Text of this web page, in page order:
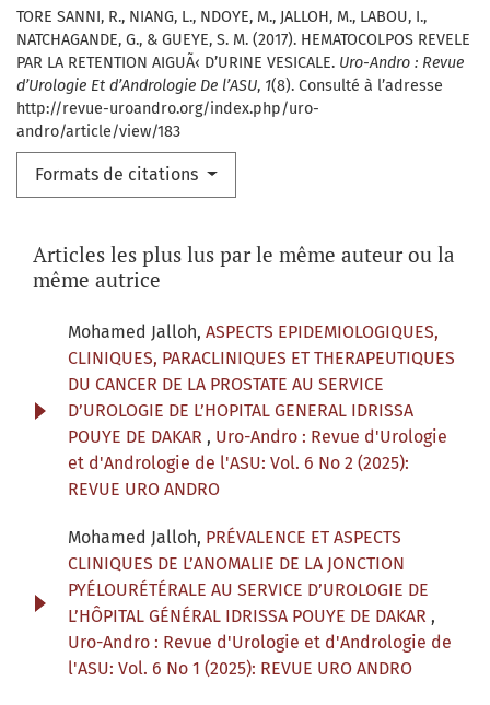
TORE SANNI, R., NIANG, L., NDOYE, M., JALLOH, M., LABOU, I.,
NATCHAGANDE, G., & GUEYE, S. M. (2017). HEMATOCOLPOS REVELE
PAR LA RETENTION AIGUÃ‹ D’URINE VESICALE. Uro-Andro : Revue
d’Urologie Et d’Andrologie De l’ASU, 1(8). Consulté à l’adresse
http://revue-uroandro.org/index.php/uro-
andro/article/view/183
Formats de citations
Articles les plus lus par le même auteur ou la
même autrice
Mohamed Jalloh, ASPECTS EPIDEMIOLOGIQUES,
CLINIQUES, PARACLINIQUES ET THERAPEUTIQUES
DU CANCER DE LA PROSTATE AU SERVICE
D’UROLOGIE DE L’HOPITAL GENERAL IDRISSA
POUYE DE DAKAR , Uro-Andro : Revue d'Urologie
et d'Andrologie de l'ASU: Vol. 6 No 2 (2025):
REVUE URO ANDRO
Mohamed Jalloh, PRÉVALENCE ET ASPECTS
CLINIQUES DE L’ANOMALIE DE LA JONCTION
PYÉLOURÉTÉRALE AU SERVICE D’UROLOGIE DE
L’HÔPITAL GÉNÉRAL IDRISSA POUYE DE DAKAR ,
Uro-Andro : Revue d'Urologie et d'Andrologie de
l'ASU: Vol. 6 No 1 (2025): REVUE URO ANDRO